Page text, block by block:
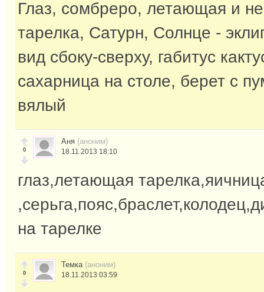
Глаз, сомбреро, летающая и не
тарелка, Сатурн, Солнце -
вид сбоку-сверху, габитус
сахарница на столе, берет с
вялый
0
Аня (аноним)
18.11.2013 18:10
глаз,летающая
на тарелке
0
Темка (аноним)
18.11.2013 03:59